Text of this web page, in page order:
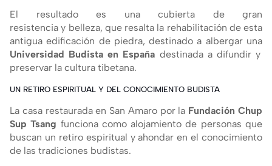
El resultado es una
cubierta de gran
resistencia y belleza, que resalta la rehabilitación de esta
antigua edificación de piedra, destinado a albergar una
Universidad Budista en España destinada a difundir y
preservar la cultura tibetana.
UN RETIRO ESPIRITUAL Y DEL CONOCIMIENTO BUDISTA
La casa restaurada en San Amaro por la Fundación Chup
Sup Tsang funciona como alojamiento de personas que
buscan un retiro espiritual y ahondar en el conocimiento
de las tradiciones budistas.